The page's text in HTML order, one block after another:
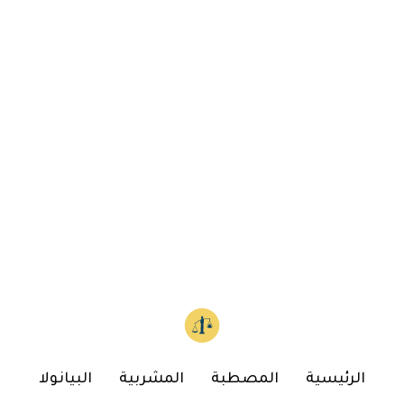
الرئيسية المصطبة المشربية البيانولا